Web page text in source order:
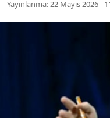
Yayınlanma:22 Mayıs 2026 -